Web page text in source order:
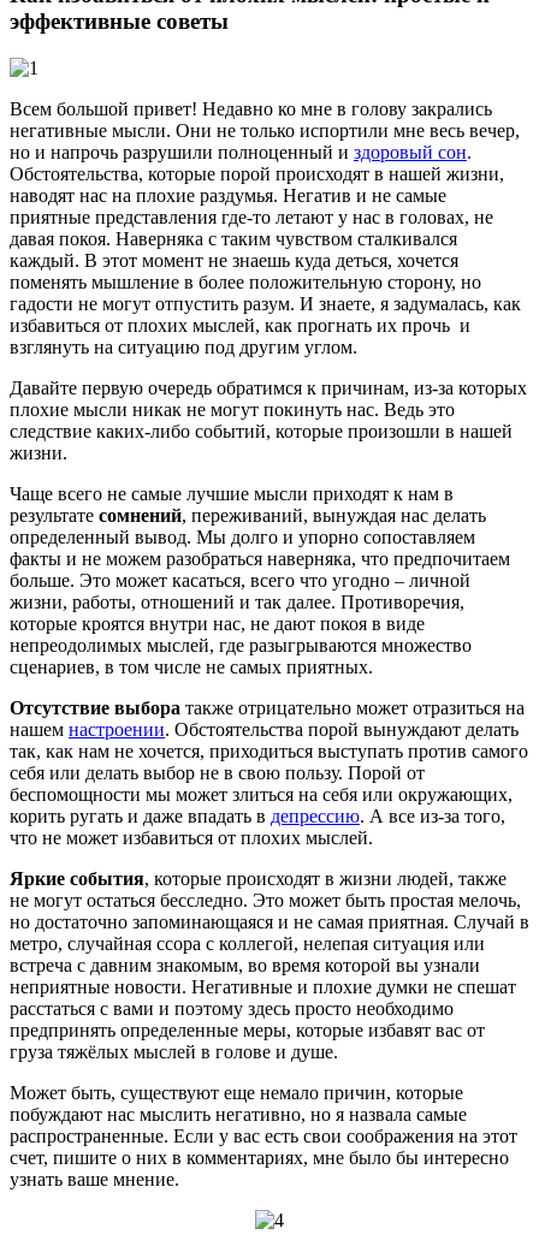
эффективные советы
Всем большой привет! Недавно ко мне в голову закрались
негативные мысли. Они не только испортили мне весь вечер,
но и напрочь разрушили полноценный и здоровый сон.
Обстоятельства, которые порой происходят в нашей жизни,
наводят нас на плохие раздумья. Негатив и не самые
приятные представления где-то летают у нас в головах, не
давая покоя. Наверняка с таким чувством сталкивался
каждый. В этот момент не знаешь куда деться, хочется
поменять мышление в более положительную сторону, но
гадости не могут отпустить разум. И знаете, я задумалась, как
избавиться от плохих мыслей, как прогнать их прочь и
взглянуть на ситуацию под другим углом.
Давайте первую очередь обратимся к причинам, из-за которых
плохие мысли никак не могут покинуть нас. Ведь это
следствие каких-либо событий, которые произошли в нашей
жизни.
Чаще всего не самые лучшие мысли приходят к нам в
результате сомнений, переживаний, вынуждая нас делать
определенный вывод. Мы долго и упорно сопоставляем
факты и не можем разобраться наверняка, что предпочитаем
больше. Это может касаться, всего что угодно – личной
жизни, работы, отношений и так далее. Противоречия,
которые кроятся внутри нас, не дают покоя в виде
непреодолимых мыслей, где разыгрываются множество
сценариев, в том числе не самых приятных.
Отсутствие выбора также отрицательно может отразиться на
нашем настроении. Обстоятельства порой вынуждают делать
так, как нам не хочется, приходиться выступать против самого
себя или делать выбор не в свою пользу. Порой от
беспомощности мы может злиться на себя или окружающих,
корить ругать и даже впадать в депрессию. А все из-за того,
что не может избавиться от плохих мыслей.
Яркие события, которые происходят в жизни людей, также
не могут остаться бесследно. Это может быть простая мелочь,
но достаточно запоминающаяся и не самая приятная. Случай в
метро, случайная ссора с коллегой, нелепая ситуация или
встреча с давним знакомым, во время которой вы узнали
неприятные новости. Негативные и плохие думки не спешат
расстаться с вами и поэтому здесь просто необходимо
предпринять определенные меры, которые избавят вас от
груза тяжёлых мыслей в голове и душе.
Может быть, существуют еще немало причин, которые
побуждают нас мыслить негативно, но я назвала самые
распространенные. Если у вас есть свои соображения на этот
счет, пишите о них в комментариях, мне было бы интересно
узнать ваше мнение.